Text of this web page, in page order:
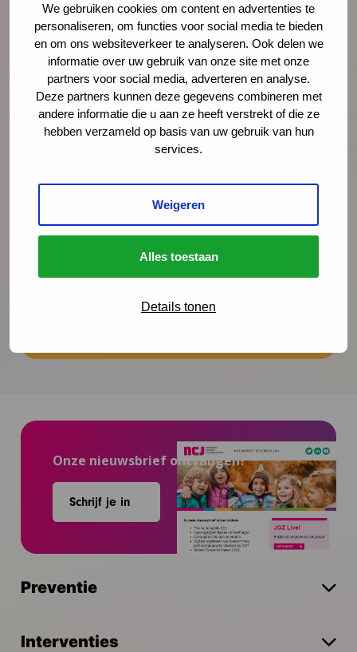
We gebruiken cookies om content en advertenties te
personaliseren, om functies voor social media te bieden
en om ons websiteverkeer te analyseren. Ook delen we
informatie over uw gebruik van onze site met onze
partners voor social media, adverteren en analyse.
Deze partners kunnen deze gegevens combineren met
andere informatie die u aan ze heeft verstrekt of die ze
hebben verzameld op basis van uw gebruik van hun
services.
Weigeren
Alles toestaan
Details tonen
opzettelijk of uit onzorgvuldigheid te
delen met anderen.
Gebruikersnaam of e-mailadres
Forgot password?
Onze nieuwsbrief ontvangen?
Schrijf je in
Preventie
Interventies